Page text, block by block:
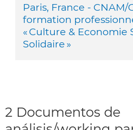
Paris, France - CNAM/
formation
« Culture & Economie
Solidaire »
2 Documentos de